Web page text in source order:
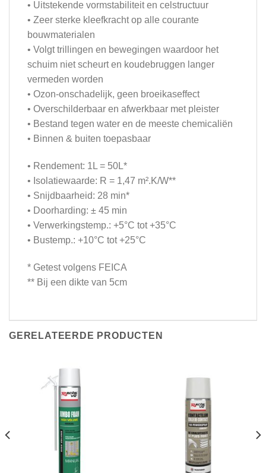
• Uitstekende vormstabiliteit en celstructuur
• Zeer sterke kleefkracht op alle courante
bouwmaterialen
• Volgt trillingen en bewegingen waardoor het
schuim niet scheurt en koudebruggen langer
vermeden worden
• Ozon-onschadelijk, geen broeikaseffect
• Overschilderbaar en afwerkbaar met pleister
• Bestand tegen water en de meeste chemicaliën
• Binnen & buiten toepasbaar
• Rendement: 1L = 50L*
• Isolatiewaarde: R = 1,47 m².K/W**
• Snijdbaarheid: 28 min*
• Doorharding: ± 45 min
• Verwerkingstemp.: +5°C tot +35°C
• Bustemp.: +10°C tot +25°C
* Getest volgens FEICA
** Bij een dikte van 5cm
GERELATEERDE PRODUCTEN